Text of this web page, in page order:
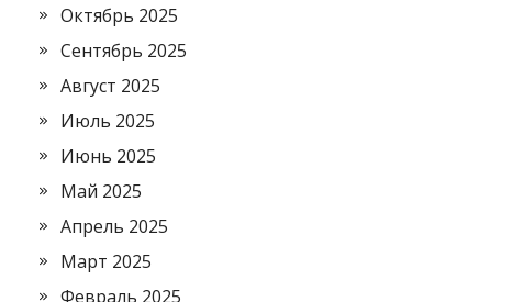
Октябрь 2025
Сентябрь 2025
Август 2025
Июль 2025
Июнь 2025
Май 2025
Апрель 2025
Март 2025
Февраль 2025